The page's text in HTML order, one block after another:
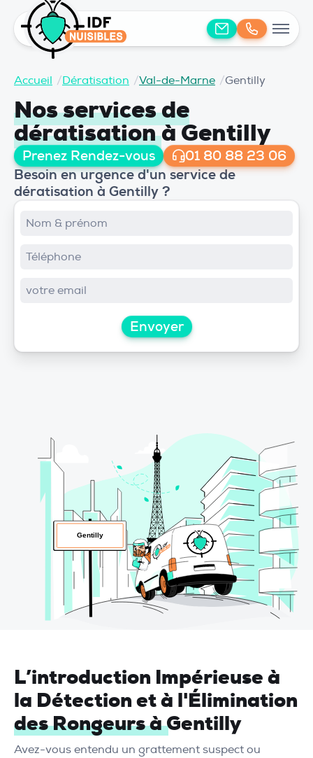
Accueil /Dératisation /Val-de-Marne /Gentilly
Nos services de
dératisationà Gentilly
Prenez Rendez-vous 01 80 88 23 06
Besoin en urgence d'un service de
dératisation à Gentilly ?
Envoyer
L’introduction Impérieuse à
la Détection et à l'Élimination
des Rongeurs à Gentilly
Avez-vous entendu un grattement suspect ou